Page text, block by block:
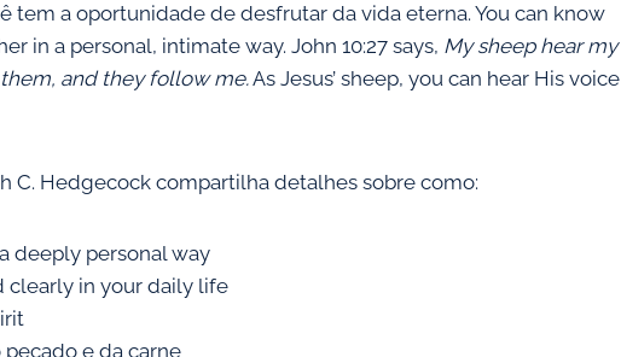
tem a oportunidade de desfrutar da vida eterna. You can know
in a personal, intimate way. John 10:27 says, My sheep hear my
and they follow me.As Jesus’ sheep, you can hear His voice
C. Hedgecock compartilha detalhes sobre como:
deeply personal way
clearly in your daily life
e da carne